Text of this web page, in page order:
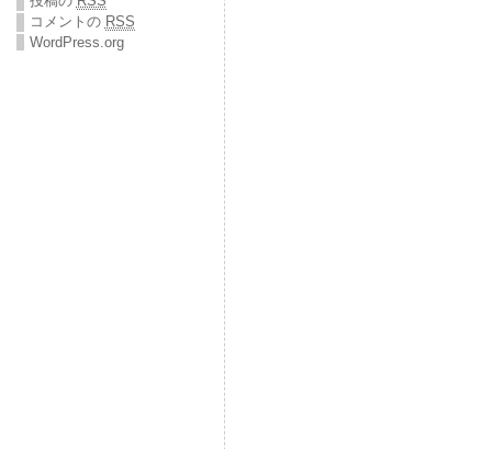
コメントの RSS
WordPress.org